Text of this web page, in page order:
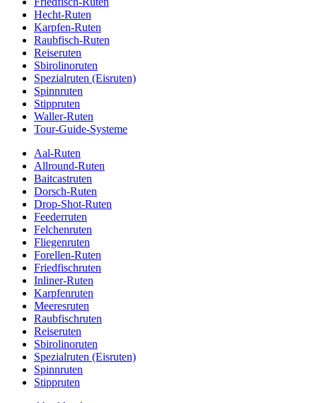
Hecht-Ruten
Karpfen-Ruten
Raubfisch-Ruten
Reiseruten
Sbirolinoruten
Spezialruten (Eisruten)
Spinnruten
Stippruten
Waller-Ruten
Tour-Guide-Systeme
Aal-Ruten
Allround-Ruten
Baitcastruten
Dorsch-Ruten
Drop-Shot-Ruten
Feederruten
Felchenruten
Fliegenruten
Forellen-Ruten
Friedfischruten
Inliner-Ruten
Karpfenruten
Meeresruten
Raubfischruten
Reiseruten
Sbirolinoruten
Spezialruten (Eisruten)
Spinnruten
Stippruten